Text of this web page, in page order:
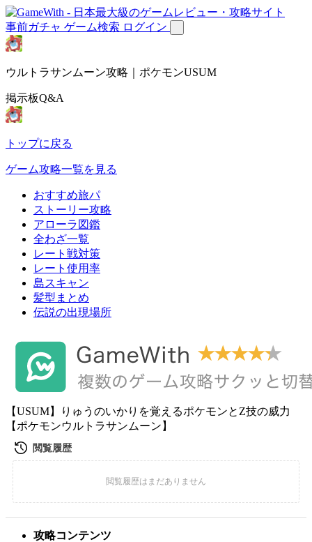
事前ガチャ ゲーム検索 ログイン
ウルトラサンムーン攻略｜ポケモンUSUM
掲示板Q&A
トップに戻る
ゲーム攻略一覧を見る
おすすめ旅パ
ストーリー攻略
アローラ図鑑
全わざ一覧
レート戦対策
レート使用率
島スキャン
髪型まとめ
伝説の出現場所
【USUM】りゅうのいかりを覚えるポケモンとZ技の威力
【ポケモンウルトラサンムーン】
攻略コンテンツ